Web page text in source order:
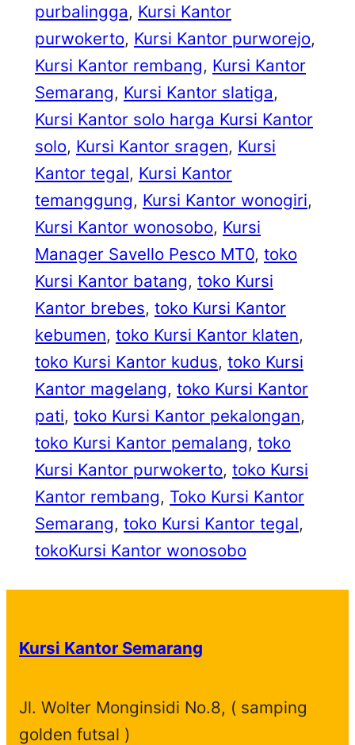
purbalingga, Kursi Kantor
purwokerto, Kursi Kantor purworejo
Kursi Kantor rembang, Kursi Kantor
Semarang, Kursi Kantor slatiga
Kursi Kantor solo harga Kursi Kantor
solo, Kursi Kantor sragen, Kursi
Kantor tegal, Kursi Kantor
temanggung, Kursi Kantor wonogiri
Kursi Kantor wonosobo, Kursi
Manager Savello Pesco MT0, toko
Kursi Kantor batang, toko Kursi
Kantor brebes, toko Kursi Kantor
kebumen, toko Kursi Kantor klaten
toko Kursi Kantor kudus, toko Kursi
Kantor magelang, toko Kursi Kantor
pati, toko Kursi Kantor pekalongan
toko Kursi Kantor pemalang, toko
Kursi Kantor purwokerto, toko Kursi
Kantor rembang, Toko Kursi Kantor
Semarang, toko Kursi Kantor tegal
tokoKursi Kantor wonosobo
Kursi Kantor Semarang
Jl. Wolter Monginsidi No.8, ( samping
golden futsal )